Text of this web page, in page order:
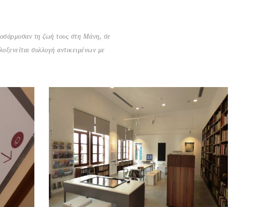
τη ζωή τους στη Μάνη, σε
συλλογή αντικειμένων με
το
τη
την
Αίθουσα Τουριστικής Προβολής
Τα ενθύμια της Μάνης είναι γεύσεις και μνήμες,
εικόνες, εμπειρίες και συναισθήματα. Η αίθουσα
τουριστικής προβολής, συνδέει το παρελθόν με το
παρόν. Μπορείτε να ξεναγηθείτε στη περιοχή μέσω
μιας διαδραστικής οθόνης αφής και να
πληροφορηθείτε για τα σημεία τουριστικού
ενδιαφέροντος της περιφέρειας (μνημεία, παραλίες,